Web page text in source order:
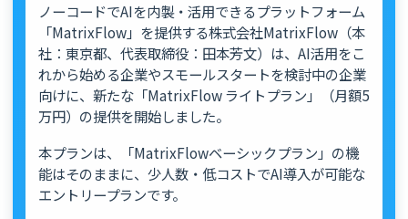
ノーコードでAIを内製・活用できるプラットフォーム
「MatrixFlow」を提供する株式会社MatrixFlow（本
社：東京都、代表取締役：田本芳文）は、AI活用をこ
れから始める企業やスモールスタートを検討中の企業
向けに、新たな「MatrixFlow ライトプラン」（月額5
万円）の提供を開始しました。
本プランは、「MatrixFlowベーシックプラン」の機
能はそのままに、少人数・低コストでAI導入が可能な
エントリープランです。